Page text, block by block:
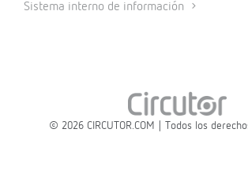
Sistema interno de información
© 2026 CIRCUTOR.COM | Todos los